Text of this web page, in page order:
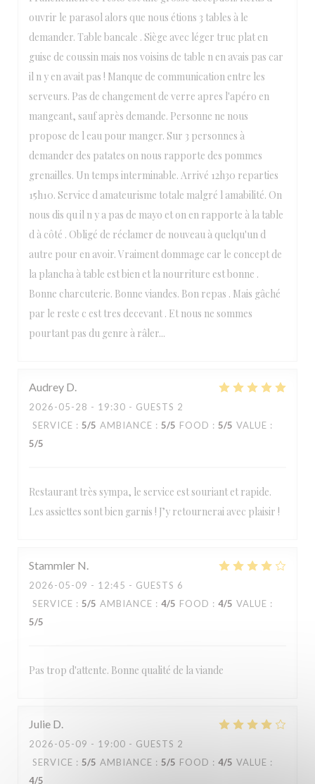
ouvrir le parasol alors que nous étions 3 tables à le
demander. Table bancale . Siège avec léger truc plat en
guise de coussin mais nos voisins de table n en avais pas car
il n y en avait pas ! Manque de communication entre les
serveurs. Pas de changement de verre apres l'apéro en
mangeant, sauf après demande. Personne ne nous
propose de l eau pour manger. Sur 3 personnes à
demander des patates on nous rapporte des pommes
grenailles. Un temps interminable. Arrivé 12h30 reparties
15h10. Service d amateurisme totale malgré l amabilité. On
nous dis qu il n y a pas de mayo et on en rapporte à la table
d à côté . Obligé de réclamer de nouveau à quelqu'un d
autre pour en avoir. Vraiment dommage car le concept de
la plancha à table est bien et la nourriture est bonne .
Bonne charcuterie. Bonne viandes. Bon repas . Mais gâché
par le reste c est tres decevant . Et nous ne sommes
pourtant pas du genre à râler...
Audrey D
2026-05-28 - 19:30 - GUESTS 2
SERVICE : 5/5 AMBIANCE : 5/5 FOOD : 5/5 VALUE :
5/5
Restaurant très sympa, le service est souriant et rapide.
Les assiettes sont bien garnis ! J’y retournerai avec plaisir !
Stammler N
2026-05-09 - 12:45 - GUESTS 6
SERVICE : 5/5 AMBIANCE : 4/5 FOOD : 4/5 VALUE :
5/5
Pas trop d'attente. Bonne qualité de la viande
Julie D
2026-05-09 - 19:00 - GUESTS 2
SERVICE : 5/5 AMBIANCE : 5/5 FOOD : 4/5 VALUE :
4/5